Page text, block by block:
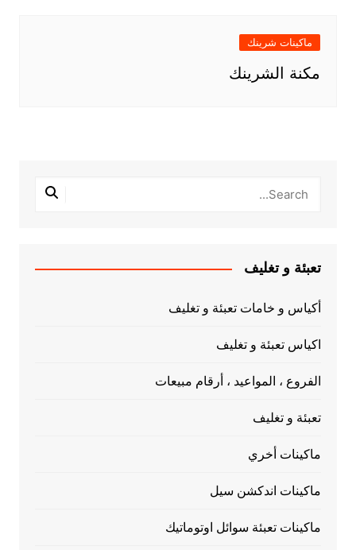
ماكينات شرينك
مكنة الشرينك
تعبئة و تغليف
أكياس و خامات تعبئة و تغليف
اكياس تعبئة و تغليف
الفروع ، المواعيد ، أرقام مبيعات
تعبئة و تغليف
ماكينات أخري
ماكينات اندكشن سيل
ماكينات تعبئة سوائل اوتوماتيك